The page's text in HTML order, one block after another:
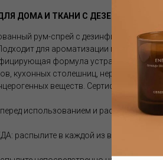
ДОМА И ТКАНИ С
рум-спрей с дезинфицирующим
для ароматизации
формула устраняет
кухонных столешниц, нержавеющей
веществ.
использованием и распылите на
в каждой из ваших комнат